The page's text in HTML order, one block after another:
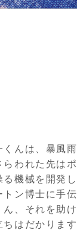
んは、暴風
われた先は
機械を開発
ン博士に手
、それを助
はだかりま